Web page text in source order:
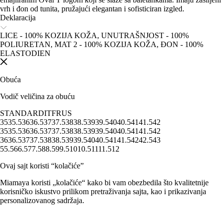
vrh i đon od tunita, pružajući elegantan i sofisticiran izgled.
Deklaracija
LICE - 100% KOZIJA KOŽA, UNUTRAŠNJOST - 100%
POLIURETAN, MAT 2 - 100% KOZIJA KOŽA, ĐON - 100%
ELASTODIEN
Obuća
Vodič veličina za obuću
STANDARDITFRUS
3535.53636.53737.53838.53939.54040.54141.542
3535.53636.53737.53838.53939.54040.54141.542
3636.53737.53838.53939.54040.54141.54242.543
55.566.577.588.599.51010.51111.512
Ovaj sajt koristi “kolačiće”
Miamaya koristi „kolačiće“ kako bi vam obezbedila što kvalitetnije
korisničko iskustvo prilikom pretraživanja sajta, kao i prikazivanja
personalizovanog sadržaja.